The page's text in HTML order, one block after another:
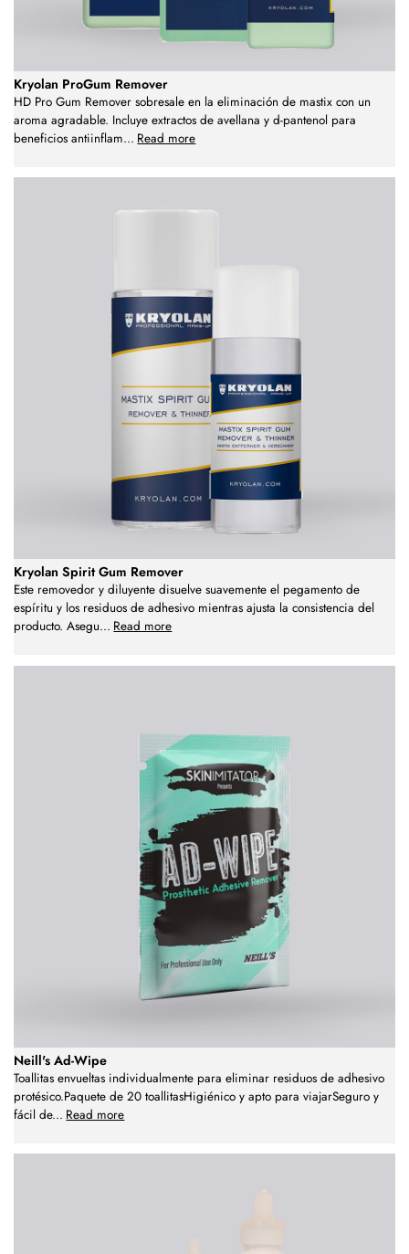
Kryolan ProGum Remover
HD Pro Gum Remover sobresale en la eliminación de mastix con un
aroma agradable. Incluye extractos de avellana y d-pantenol para
beneficios antiinflam... Read more
Kryolan Spirit Gum Remover
Este removedor y diluyente disuelve suavemente el pegamento de
espíritu y los residuos de adhesivo mientras ajusta la consistencia del
producto. Asegu... Read more
Neill's Ad-Wipe
Toallitas envueltas individualmente para eliminar residuos de adhesivo
protésico.Paquete de 20 toallitasHigiénico y apto para viajarSeguro y
fácil de... Read more